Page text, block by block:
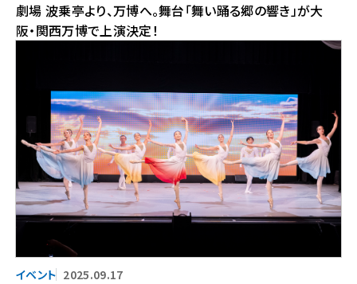
劇場 波乗亭より、万博へ。舞台「舞い踊る郷の響き」が大
阪・関西万博で上演決定！
2025.09.17